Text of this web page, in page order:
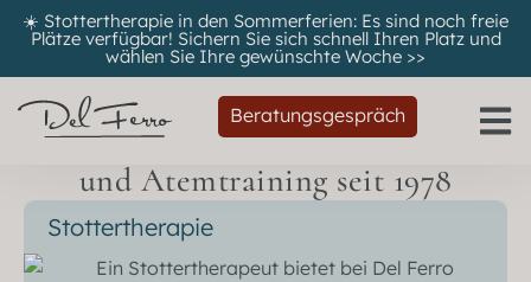
☀️ Stottertherapie in den Sommerferien: Es sind noch freie
Plätze verfügbar! Sichern Sie sich schnell Ihren Platz und
wählen Sie Ihre gewünschte Woche >>
Beratungsgespräch
Spezialist für flüssiges Sprechen
und Atemtraining seit 1978
Stottertherapie